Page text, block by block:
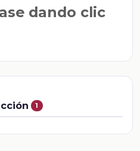
dando clic
1